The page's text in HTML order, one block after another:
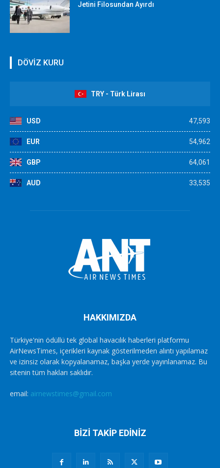
Jetini Filosundan Ayırdı
DÖVİZ KURU
TRY - Türk Lirası
USD 47,593
EUR 54,962
GBP 64,061
AUD 33,535
HAKKIMIZDA
Türkiye'nin ödüllü tek global havacılık haberleri platformu
AirNewsTimes, içerikleri kaynak gösterilmeden alıntı yapılamaz
ve izinsiz olarak kopyalanamaz, başka yerde yayınlanamaz. Bu
sitenin tüm hakları saklıdır.
email: airnewstimes@gmail.com
BİZİ TAKİP EDİNİZ